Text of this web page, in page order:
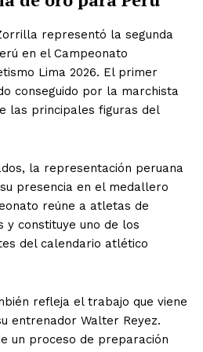
representó la segunda
en el Campeonato
Lima 2026. El primer
conseguido por la marchista
las principales figuras del
la representación peruana
presencia en el medallero
reúne a atletas de
y constituye uno de los
del calendario atlético
refleja el trabajo que viene
entrenador Walter Reyez.
un proceso de preparación